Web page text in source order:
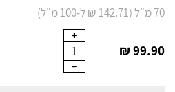
70 מ"ל (142.71 ₪ ל-100 מ"ל)
99.90 ₪
1